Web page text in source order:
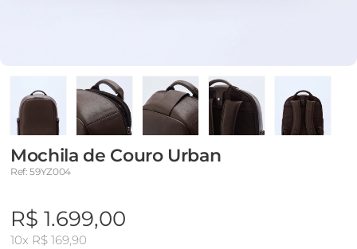
Mochila de Couro Urban
Ref: 59YZ004
R$ 1.699,00
10x R$ 169,90